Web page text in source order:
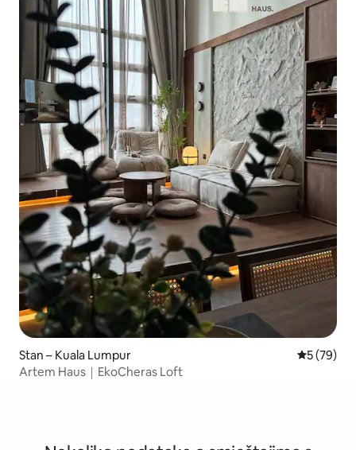
Stan – Kuala Lumpur Prosječna
5 (79)
Artem Haus｜EkoCheras Loft